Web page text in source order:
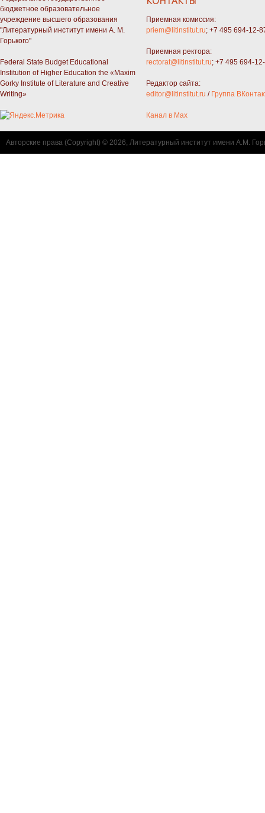
бюджетное образовательное
учреждение высшего образования
"Литературный институт имени А. М.
Горького"
Federal State Budget Educational
Institution of Higher Education the «Maxim
Gorky Institute of Literature and Creative
Writing»
Приемная комиссия:
priem@litinstitut.ru; +7 495 694-12-
Приемная ректора:
rectorat@litinstitut.ru; +7 495 694-
Редактор сайта:
editor@litinstitut.ru / Группа
Канал в Max
Авторские права (Copyright) © 2026, Литературный институт имени А.М.